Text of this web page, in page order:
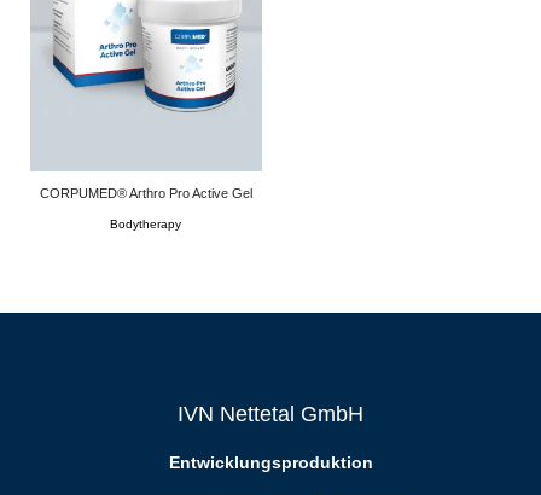
CORPUMED® Arthro Pro Active Gel
Bodytherapy
IVN Nettetal GmbH
Entwicklungsproduktion